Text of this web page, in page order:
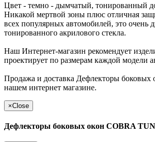
Цвет - темно - дымчатый, тонированный
Никакой мертвой зоны плюс отличная
всех популярных автомобилей, это
тонированного акрилового стекла.
Наш Интернет-магазин рекомендует
проектирует по размерам каждой модели
Продажа и доставка Дефлекторы
нашем интернет магазине.
×Close
Дефлекторы боковых окон COBRA